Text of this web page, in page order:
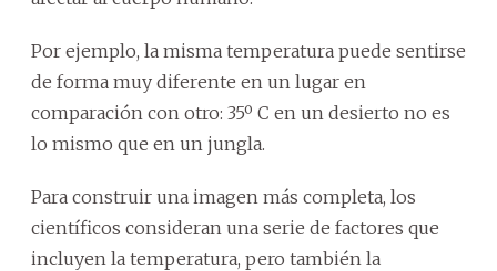
Por ejemplo, la misma temperatura puede sentirse
de forma muy diferente en un lugar en
comparación con otro: 35º C en un desierto no es
lo mismo que en un jungla.
Para construir una imagen más completa, los
científicos consideran una serie de factores que
incluyen la temperatura, pero también la